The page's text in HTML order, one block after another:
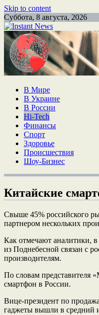
Skip to content
Суббота, 8 августа, 2026
В Мире
В Украине
В России
Hi-Tech
Финансы
Спорт
Здоровье
Происшествия
Шоу-Бизнес
Китайские
Свыше 45% российского
партнером нескольких
Как отмечают аналитики, в
из Поднебесной связан с
производителям.
По словам представителя
смартфон в России.
Вице-президент по
гаджеты вышли в средний